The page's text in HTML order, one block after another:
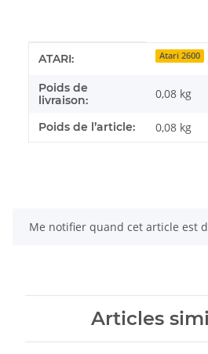
Détails de l'article
Valeur
ATARI: Atari 2600
Poids de
livraison:
0,08 kg
Poids de l’article: 0,08 kg
Me notifier quand cet article est
Articles